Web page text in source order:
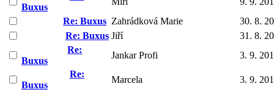
Buxus
Re: Buxus Zahrádková Marie
30. 8.
Re: Buxus Jiří
31. 8.
Re:
Buxus
Jankar Profi
3. 9.
Re:
Buxus
Marcela
3. 9.